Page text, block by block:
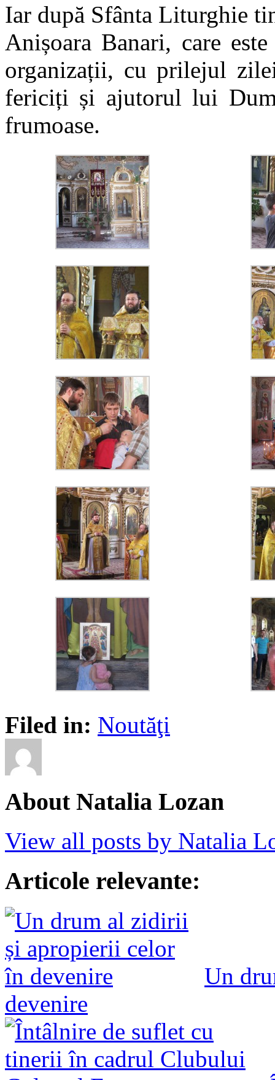
Iar după Sfânta Liturghie
Anișoara Banari, care
organizații, cu prilejul
fericiți și ajutorul lui
frumoase.
Filed in: Noutăţi
About Natalia Lozan
View all posts by Natalia
Articole relevante:
Un
devenire